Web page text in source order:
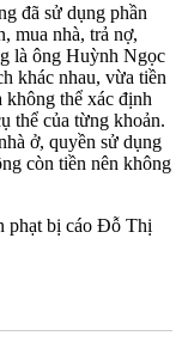
đã sử dụng phần
mua nhà, trả nợ,
là ông Huỳnh Ngọc
khác nhau, vừa tiền
không thể xác định
thể của từng khoản.
ở, quyền sử dụng
còn tiền nên không
phạt bị cáo Đỗ Thị